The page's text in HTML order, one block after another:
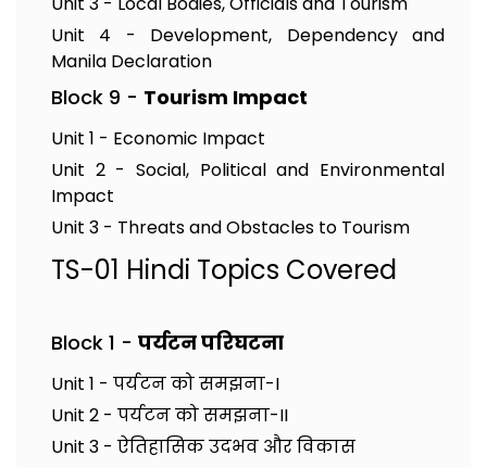
Unit 4 - Development, Dependency and
Manila Declaration
Block 9 - Tourism Impact
Unit 1 - Economic Impact
Unit 2 - Social, Political and Environmental
Impact
Unit 3 - Threats and Obstacles to Tourism
TS-01 Hindi Topics Covered
Block 1 - पर्यटन परिघटना
Unit 1 - पर्यटन को समझना-I
Unit 2 - पर्यटन को समझना-II
Unit 3 - ऐतिहासिक उदभव और विकास